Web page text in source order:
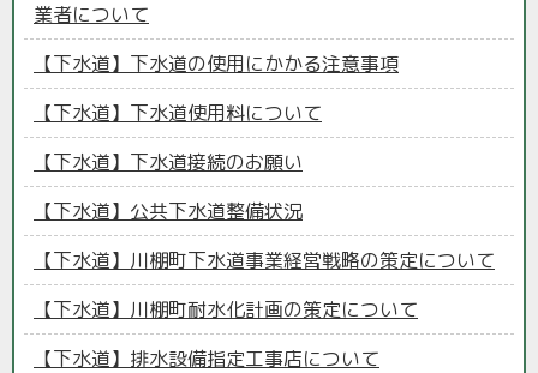
業者について
【下水道】下水道の使用にかかる注意事項
【下水道】下水道使用料について
【下水道】下水道接続のお願い
【下水道】公共下水道整備状況
【下水道】川棚町下水道事業経営戦略の策定について
【下水道】川棚町耐水化計画の策定について
【下水道】排水設備指定工事店について